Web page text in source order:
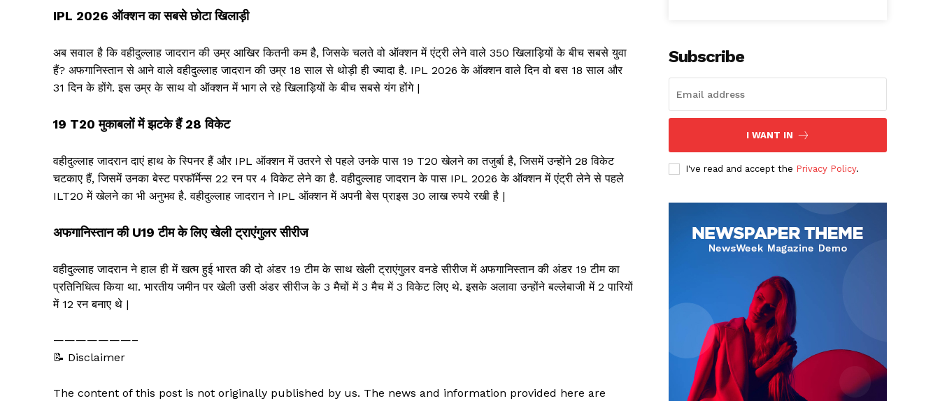
IPL 2026 ऑक्शन का सबसे छोटा खिलाड़ी
अब सवाल है कि वहीदुल्लाह जादरान की उम्र आखिर कितनी कम है, जिसके चलते वो ऑक्शन में एंट्री लेने वाले 350 खिलाड़ियों के बीच सबसे युवा
हैं? अफगानिस्तान से आने वाले वहीदुल्लाह जादरान की उम्र 18 साल से थोड़ी ही ज्यादा है. IPL 2026 के ऑक्शन वाले दिन वो बस 18 साल और
31 दिन के होंगे. इस उम्र के साथ वो ऑक्शन में भाग ले रहे खिलाड़ियों के बीच सबसे यंग होंगे |
19 T20 मुकाबलों में झटके हैं 28 विकेट
वहीदुल्लाह जादरान दाएं हाथ के स्पिनर हैं और IPL ऑक्शन में उतरने से पहले उनके पास 19 T20 खेलने का तजुर्बा है, जिसमें उन्होंने 28 विकेट
चटकाए हैं, जिसमें उनका बेस्ट परफॉर्मेन्स 22 रन पर 4 विकेट लेने का है. वहीदुल्लाह जादरान के पास IPL 2026 के ऑक्शन में एंट्री लेने से पहले
ILT20 में खेलने का भी अनुभव है. वहीदुल्लाह जादरान ने IPL ऑक्शन में अपनी बेस प्राइस 30 लाख रुपये रखी है |
अफगानिस्तान की U19 टीम के लिए खेली ट्राएंगुलर सीरीज
वहीदुल्लाह जादरान ने हाल ही में खत्म हुई भारत की दो अंडर 19 टीम के साथ खेली ट्राएंगुलर वनडे सीरीज में अफगानिस्तान की अंडर 19 टीम का
प्रतिनिधित्व किया था. भारतीय जमीन पर खेली उसी अंडर सीरीज के 3 मैचों में 3 मैच में 3 विकेट लिए थे. इसके अलावा उन्होंने बल्लेबाजी में 2 पारियों
में 12 रन बनाए थे |
———————–
📝 Disclaimer
The content of this post is not originally published by us. The news and information provided here are
Subscribe
I WANT IN
I've read and accept the Privacy Policy.